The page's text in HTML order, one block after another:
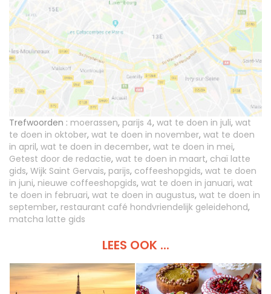
Trefwoorden : moerassen, parijs 4, wat te doen in juli, wat
te doen in oktober, wat te doen in november, wat te doen
in april, wat te doen in december, wat te doen in mei,
Getest door de redactie, wat te doen in maart, chaï latte
gids, Wijk Saint Gervais, parijs, coffeeshopgids, wat te doen
in juni, nieuwe coffeeshopgids, wat te doen in januari, wat
te doen in februari, wat te doen in augustus, wat te doen in
september, restaurant café hondvriendelijk geleidehond,
matcha latte gids
LEES OOK ...